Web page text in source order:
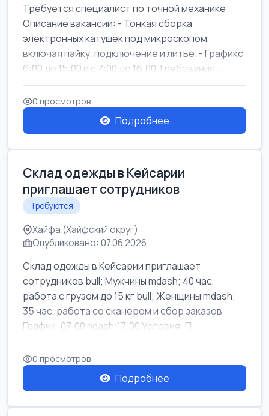
Требуется специалист по точной механике
Описание вакансии: - Тонкая сборка
электронных катушек под микроскопом,
включая пайку, подключение и литье. - Графикс
6:00 до 15:00 и с 7:00 до 16:00 Требования...
0 просмотров
Подробнее
Склад одежды в Кейсарии
приглашает сотрудников
Требуются
Хайфа (Хайфский округ)
Опубликовано: 07.06.2026
Склад одежды в Кейсарии приглашает
сотрудников bull; Мужчины mdash; 40 час,
работа с грузом до 15 кг bull; Женщины mdash;
35 час, работа со сканером и сбор заказов
График: 07:00 ndash;17:00 Условия: П...
0 просмотров
Подробнее